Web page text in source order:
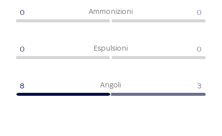
Ammonizioni
0 0
Espulsioni
0 0
Angoli
8 3